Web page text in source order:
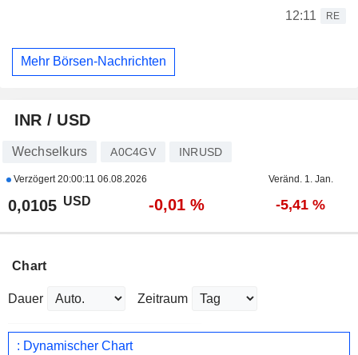
12:11 RE
Mehr Börsen-Nachrichten
INR / USD
Wechselkurs A0C4GV INRUSD
Verzögert20:00:11 06.08.2026 Veränd. 1. Jan.
0,0105 USD -0,01 % -5,41 %
Chart
Dauer Zeitraum
: Dynamischer Chart